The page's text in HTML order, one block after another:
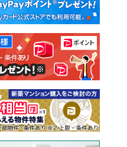
中古一戸建て
土地